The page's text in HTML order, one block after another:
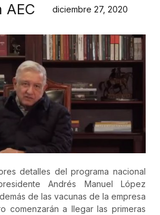
AEC diciembre 27, 2020
detalles del programa nacional
Andrés Manuel López
de las vacunas de la empresa
comenzarán a llegar las primeras